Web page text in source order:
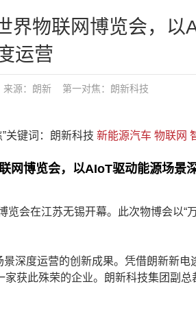
界物联网博览会，以
运营
来源：朗新 第一对焦： 朗新科技
关键词：朗新科技 新能源汽车 物联网
网博览会，以AIoT驱动能源场景
在江苏无锡开幕。此次物博会以“万
度运营的创新成果。凭借朗新新电
获此殊荣的企业。朗新科技集团副总